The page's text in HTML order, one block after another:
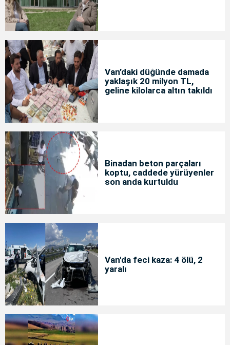
Van’daki düğünde damada
yaklaşık 20 milyon TL,
geline kilolarca altın takıldı
Binadan beton parçaları
koptu, caddede yürüyenler
son anda kurtuldu
Van'da feci kaza: 4 ölü, 2
yaralı